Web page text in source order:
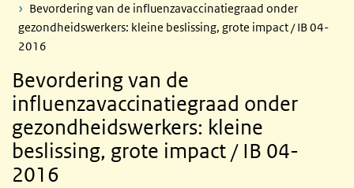
Bevordering van de influenzavaccinatiegraad onder
gezondheidswerkers: kleine beslissing, grote impact / IB 04-
2016
Bevordering van de
influenzavaccinatiegraad onder
gezondheidswerkers: kleine
beslissing, grote impact / IB 04-
2016